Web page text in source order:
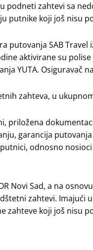
podneti zahtevi sa
putnike koji još nisu
putovanja SAB
aktivirane su
YUTA. Osiguravač
zahteva, u
priložena
garancija
odnosno
Novi Sad, a na
zahtevi. Imajući
zahteve koji još nisu